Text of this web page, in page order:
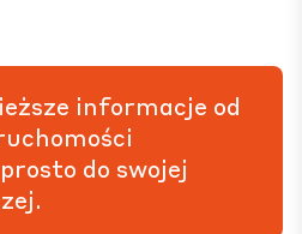
informacje od
do swojej